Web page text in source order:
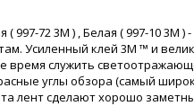
72 3М ) , Белая ( 997-10
Усиленный клей 3M ™ и
служить
углы обзора (самый
лент сделают хорошо